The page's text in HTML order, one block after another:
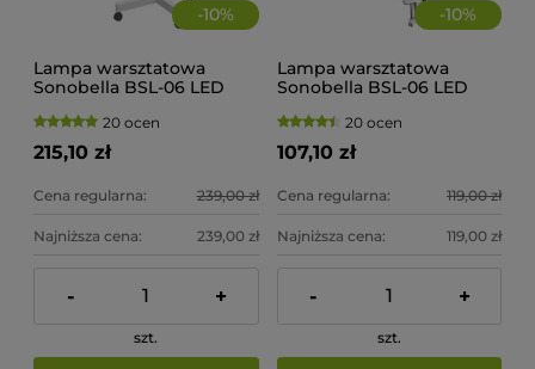
-10%
Lampa warsztatowa
Sonobella BSL-06 LED
20 ocen
215,10 zł
Cena regularna: 239,00 zł
Najniższa cena: 239,00 zł
- +
szt.
-10%
Lampa warsztatowa
Sonobella BSL-06 LED
20 ocen
107,10 zł
Cena regularna: 119,00 zł
Najniższa cena: 119,00 zł
- +
szt.